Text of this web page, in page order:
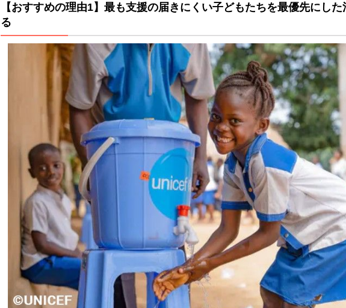
理由
最も
支援
きに
子ど
もた
ちを
最優
先に
した
活動
を行
って
いる
1.2
【お
【おすすめの理由1】最も支援の届きにくい子どもたちを最優先にし
る